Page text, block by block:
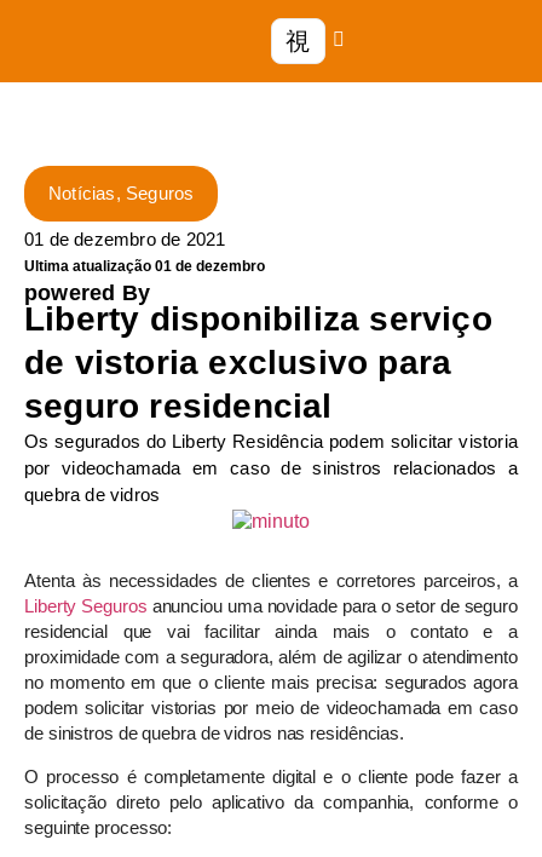
Notícias, Seguros
01 de dezembro de 2021
Ultima atualização 01 de dezembro
powered By
Liberty disponibiliza serviço
de vistoria exclusivo para
seguro residencial
Os segurados do Liberty Residência podem solicitar vistoria
por videochamada em caso de sinistros relacionados a
quebra de vidros
Atenta às necessidades de clientes e corretores parceiros, a
Liberty Seguros anunciou uma novidade para o setor de seguro
residencial que vai facilitar ainda mais o contato e a
proximidade com a seguradora, além de agilizar o atendimento
no momento em que o cliente mais precisa: segurados agora
podem solicitar vistorias por meio de videochamada em caso
de sinistros de quebra de vidros nas residências.
O processo é completamente digital e o cliente pode fazer a
solicitação direto pelo aplicativo da companhia, conforme o
seguinte processo: